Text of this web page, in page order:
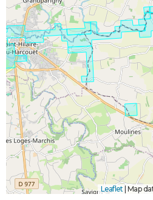
Leaflet | Map